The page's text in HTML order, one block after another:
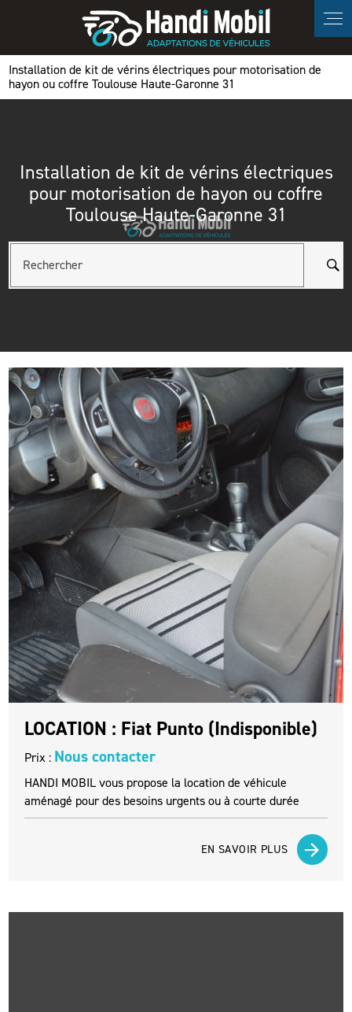
Installation de kit de vérins électriques pour motorisation de
hayon ou coffre Toulouse Haute-Garonne 31
Installation de kit de vérins électriques
pour motorisation de hayon ou coffre
Toulouse Haute-Garonne 31
Rechercher
LOCATION : Fiat Punto (Indisponible)
Prix : Nous contacter
HANDI MOBIL vous propose la location de véhicule
aménagé pour des besoins urgents ou à courte durée
EN SAVOIR PLUS
Panneau de gestion des cookies